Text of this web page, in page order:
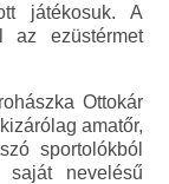
játékosuk. A
az ezüstérmet
Ottokár
amatőr,
sportolókból
nevelésű